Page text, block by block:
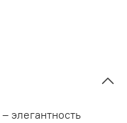
элегантность